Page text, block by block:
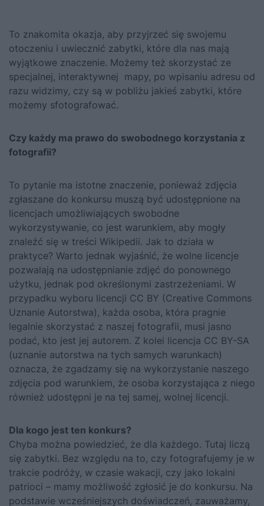
To znakomita okazja, aby przyjrzeć się swojemu
otoczeniu i uwiecznić zabytki, które dla nas mają
wyjątkowe znaczenie. Możemy też skorzystać ze
specjalnej, interaktywnej mapy, po wpisaniu adresu od
razu widzimy, czy są w pobliżu jakieś zabytki, które
możemy sfotografować.
Czy każdy ma prawo do swobodnego korzystania z
fotografii?
To pytanie ma istotne znaczenie, ponieważ zdjęcia
zgłaszane do konkursu muszą być udostępnione na
licencjach umożliwiających swobodne
wykorzystywanie, co jest warunkiem, aby mogły
znaleźć się w treści Wikipedii. Jak to działa w
praktyce? Warto jednak wyjaśnić, że wolne licencje
pozwalają na udostępnianie zdjęć do ponownego
użytku, jednak pod określonymi zastrzeżeniami. W
przypadku wyboru licencji CC BY (Creative Commons
Uznanie Autorstwa), każda osoba, która pragnie
legalnie skorzystać z naszej fotografii, musi jasno
podać, kto jest jej autorem. Z kolei licencja CC BY-SA
(uznanie autorstwa na tych samych warunkach)
oznacza, że zgadzamy się na wykorzystanie naszego
zdjęcia pod warunkiem, że osoba korzystająca z niego
również udostępni je na tej samej, wolnej licencji.
Dla kogo jest ten konkurs?
Chyba można powiedzieć, że dla każdego. Tutaj liczą
się zabytki. Bez względu na to, czy fotografujemy je w
trakcie podróży, w czasie wakacji, czy jako lokalni
patrioci – mamy możliwość zgłosić je do konkursu. Na
podstawie wcześniejszych doświadczeń, zauważamy,